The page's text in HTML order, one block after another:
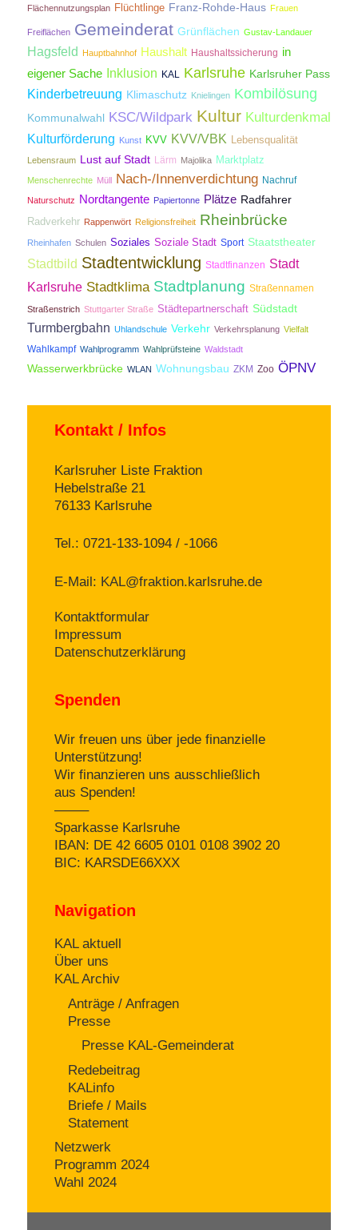
Flächennutzungsplan Flüchtlinge Franz-Rohde-Haus Frauen
Freiflächen Gemeinderat Grünflächen Gustav-Landauer
Hagsfeld Hauptbahnhof Haushalt Haushaltssicherung in
eigener Sache
Inklusion KAL Karlsruhe Karlsruher Pass
Kinderbetreuung Klimaschutz Knielingen Kombilösung
Kommunalwahl KSC/Wildpark Kultur Kulturdenkmal
Kulturförderung Kunst KVV KVV/VBK Lebensqualität
Lebensraum Lust auf Stadt Lärm Majolika Marktplatz
Menschenrechte Müll Nach-/Innenverdichtung Nachruf
Naturschutz Nordtangente Papiertonne Plätze Radfahrer
Radverkehr Rappenwört Religionsfreiheit Rheinbrücke
Rheinhafen Schulen Soziales Soziale Stadt Sport Staatstheater
Stadtbild Stadtentwicklung Stadtfinanzen Stadt
Karlsruhe Stadtklima Stadtplanung Straßennamen
Straßenstrich Stuttgarter Straße Städtepartnerschaft Südstadt
Turmbergbahn Uhlandschule Verkehr Verkehrsplanung Vielfalt
Wahlkampf Wahlprogramm Wahlprüfsteine Waldstadt
Wasserwerkbrücke WLAN Wohnungsbau ZKM Zoo ÖPNV
Kontakt / Infos
Karlsruher Liste Fraktion
Hebelstraße 21
76133 Karlsruhe
Tel.: 0721-133-1094 / -1066
E-Mail: KAL@fraktion.karlsruhe.de
Kontaktformular
Impressum
Datenschutzerklärung
Spenden
Wir freuen uns über jede finanzielle
Unterstützung!
Wir finanzieren uns ausschließlich
aus Spenden!
——–
Sparkasse Karlsruhe
IBAN: DE 42 6605 0101 0108 3902 20
BIC: KARSDE66XXX
Navigation
KAL aktuell
Über uns
KAL Archiv
Anträge / Anfragen
Presse
Presse KAL-Gemeinderat
Redebeitrag
KALinfo
Briefe / Mails
Statement
Netzwerk
Programm 2024
Wahl 2024